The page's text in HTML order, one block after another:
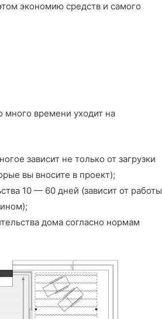
экономию средств и самого
много времени уходит на
зависит не только от загрузки
вы вносите в проект);
10 — 60 дней (зависит от работы
дома согласно нормам